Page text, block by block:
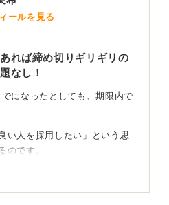
ールを見る
れば締め切りギリギリの
なし！
になったとしても、期限内で
い人を採用したい」という思
のです。